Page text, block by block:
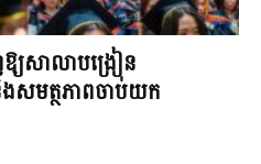
យសាលាបង្រៀន
មត្ថភាពចាប់យក